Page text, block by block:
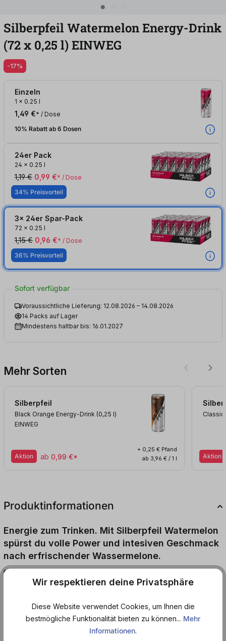
Silberpfeil Watermelon Energy-Drink
(72x 0,25 l)EINWEG
-17%
Einzeln
1 x 0.25 l
1,49 €* / Dose
10% Rabatt ab 6 Dosen
24er Pack
24 x 0.25 l
1,19 € 0,99 €* / Dose
34% Preisvorteil
3x 24er Spar-Pack
72 x 0.25 l
1,15 € 0,96 €* / Dose
36% Preisvorteil
Sofort verfügbar
Voraussichtliche Lieferung: 12.08.2026 – 14.08.2026
14 Packs auf Lager
Mindestens haltbar bis: 16.01.2027
Mehr Sorten
Silberpfeil
Black Orange Energy-Drink (0,25 l)
EINWEG
Aktion ab 0,99 €*
+ 0,25 € Pfand
ab 3,96 € / 1 l
Aktion
Produktinformationen
Energie zum Trinken. Mit Silberpfeil Watermelon
spürst du volle Power und intesiven Geschmack
nach erfrischender Wassermelone.
Die Frische und Süße der Wassermelone macht diesen Energy
Drink zu etwas ganz Besonderem. Der Energy Kick für jeden Tag
Tagen oder einer bevorstehenden Partynacht, der Silberpfeil
Watermelon bringt dich wieder auf Fahrt.
Wir respektieren deine Privatsphäre
Diese Website verwendet Cookies, um Ihnen die
bestmögliche Funktionalität bieten zu können... Mehr
Informationen.